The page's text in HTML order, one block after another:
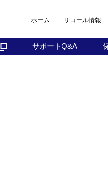
ホーム リコール情報
サポートQ&A